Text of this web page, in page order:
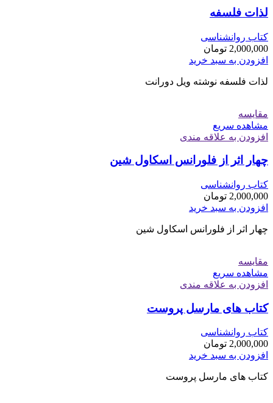
لذات فلسفه
کتاب روانشناسی
2,000,000 تومان
افزودن به سبد خرید
لذات فلسفه نوشته ویل دورانت
مقایسه
مشاهده سریع
افزودن به علاقه مندی
چهار اثر از فلورانس اسكاول شین
کتاب روانشناسی
2,000,000 تومان
افزودن به سبد خرید
چهار اثر از فلورانس اسکاول شین
مقایسه
مشاهده سریع
افزودن به علاقه مندی
کتاب های مارسل پروست
کتاب روانشناسی
2,000,000 تومان
افزودن به سبد خرید
کتاب های مارسل پروست